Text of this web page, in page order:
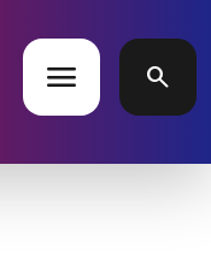
menu search